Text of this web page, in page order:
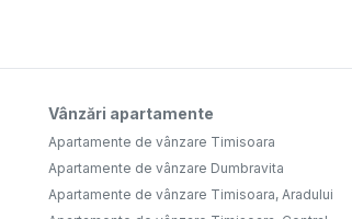
Vânzări apartamente
Apartamente de vânzare Timisoara
Apartamente de vânzare Dumbravita
Apartamente de vânzare Timisoara, Aradului